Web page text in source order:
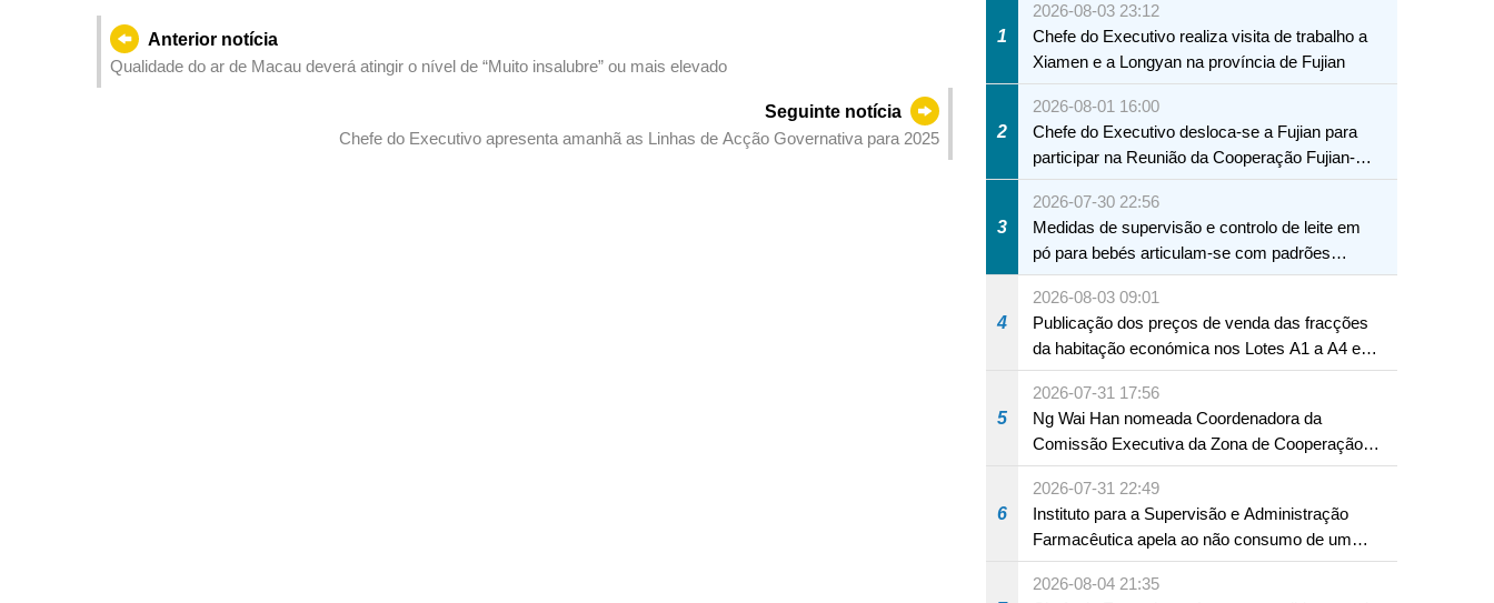
Anterior notícia
Qualidade do ar de Macau deverá atingir o nível de “Muito insalubre” ou mais elevado
Seguinte notícia
Chefe do Executivo apresenta amanhã as Linhas de Acção Governativa para 2025
1
2026-08-03 23:12
Chefe do Executivo realiza visita de trabalho a
Xiamen e a Longyan na província de Fujian
2
2026-08-01 16:00
Chefe do Executivo desloca-se a Fujian para
participar na Reunião da Cooperação Fujian-
Macau
3
2026-07-30 22:56
Medidas de supervisão e controlo de leite em
pó para bebés articulam-se com padrões
internacionais Serviços interdepartamentais
envidam esforços para assegurar a saúde dos
bebés e crianças, assim como a segurança
alimentar
4
2026-08-03 09:01
Publicação dos preços de venda das fracções
da habitação económica nos Lotes A1 a A4 e
A12 da Zona A dos Novos Aterros
5
2026-07-31 17:56
Ng Wai Han nomeada Coordenadora da
Comissão Executiva da Zona de Cooperação
Aprofundada entre Guangdong e Macau em
Hengqin
6
2026-07-31 22:49
Instituto para a Supervisão e Administração
Farmacêutica apela ao não consumo de um
produto com substâncias medicamentosas
ocidentais
2026-08-04 21:35